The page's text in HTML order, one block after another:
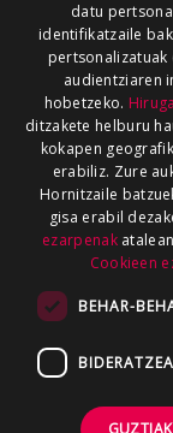
datu
identifikatzaile
pertsonalizatuak
audientziaren
hobetzeko.
ditzakete helburu
kokapen
erabiliz. Zure
Hornitzaile
gisa erabil
ezarpenak
Cookieen
BEHAR-
BIDERATZEA